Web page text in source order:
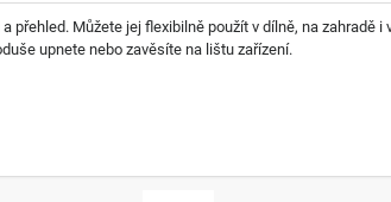
Můžete jej flexibilně použít v dílně, na zahradě
upnete nebo zavěsíte na lištu zařízení.